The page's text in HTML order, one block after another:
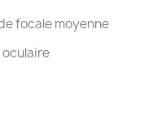
focale moyenne